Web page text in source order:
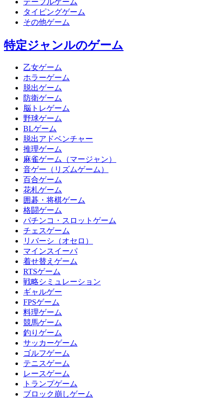
テーブルゲーム
タイピングゲーム
その他ゲーム
特定ジャンルのゲーム
乙女ゲーム
ホラーゲーム
脱出ゲーム
防衛ゲーム
脳トレゲーム
野球ゲーム
BLゲーム
脱出アドベンチャー
推理ゲーム
麻雀ゲーム（マージャン）
音ゲー（リズムゲーム）
百合ゲーム
花札ゲーム
囲碁・将棋ゲーム
格闘ゲーム
パチンコ・スロットゲーム
チェスゲーム
リバーシ（オセロ）
マインスイーパ
着せ替えゲーム
RTSゲーム
戦略シミュレーション
ギャルゲー
FPSゲーム
料理ゲーム
競馬ゲーム
釣りゲーム
サッカーゲーム
ゴルフゲーム
テニスゲーム
レースゲーム
トランプゲーム
ブロック崩しゲーム